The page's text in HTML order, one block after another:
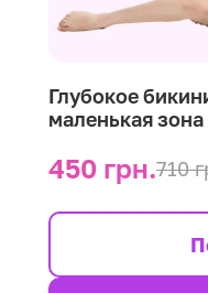
Глубокое
маленькая
450 грн.710